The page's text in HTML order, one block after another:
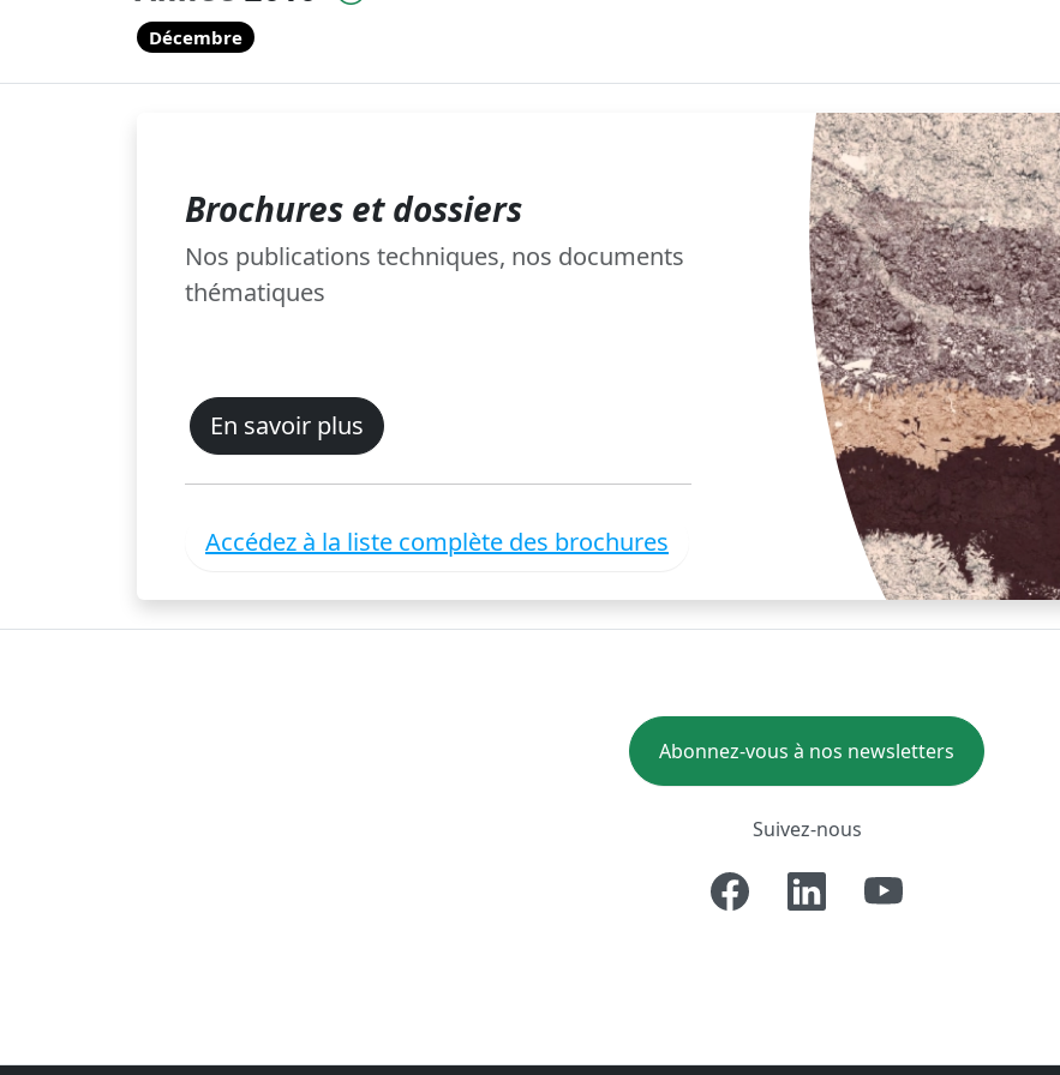
Décembre
Brochures et dossiers
Nos publications techniques, nos documents
thématiques
En savoir plus
Accédez à la liste complète des brochures
Abonnez-vous à nos newsletters
Suivez-nous